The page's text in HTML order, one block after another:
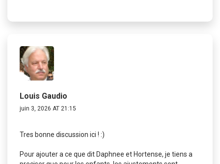
Louis Gaudio
juin 3, 2026 AT 21:15
Tres bonne discussion ici ! :)
Pour ajouter a ce que dit Daphnee et Hortense, je tiens a